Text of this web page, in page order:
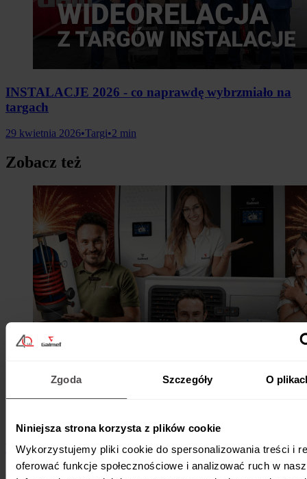
Zgoda Szczegóły O
Niniejsza strona korzysta z plików cookie
Wykorzystujemy pliki cookie do spersonalizowania treści i
oferować funkcje społecznościowe i analizować ruch w
INSTALACJE 2026 - co naprawdę wybrzmiało na
targach
29 kwietnia 2026•Targi•2 min
Zobacz też
Dwa lata „Czwartków” Galmet
O firmie